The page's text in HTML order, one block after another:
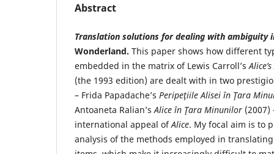
Abstract
Translation solutions for dealing with ambiguity
Wonderland. This paper shows how different
embedded in the matrix of Lewis Carroll’s
(the 1993 edition) are dealt with in two
– Frida Papadache’s Peripeţiile Alisei în Ţara
Antoaneta Ralian’sAlice în Ţara Minunilor
international appeal ofAlice. My focal aim is to
analysis of the methods employed in